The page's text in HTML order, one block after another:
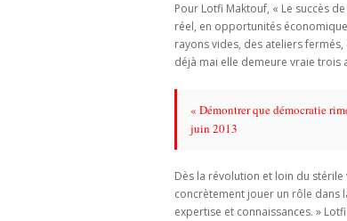
Pour Lotfi Maktouf, « Le succès
réel, en opportunités
rayons vides, des ateliers
déjà mai elle demeure vraie trois
« Démontrer que démocratie
juin 2013
Dès la révolution et loin du
concrètement jouer un rôle dans
expertise et connaissances. »